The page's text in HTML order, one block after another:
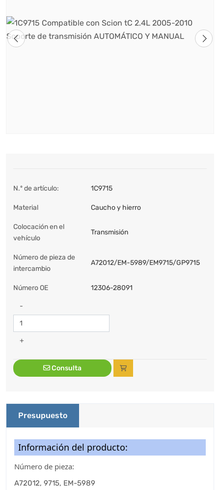
N.º de artículo: 1C9715
Material Caucho y hierro
Colocación en el
vehículo
Transmisión
Número de pieza de
intercambio
A72012/EM-5989/EM9715/GP9715
Número OE 12306-28091
-
+
Consulta
Presupuesto
Información del producto:
Número de pieza:
A72012, 9715, EM-5989